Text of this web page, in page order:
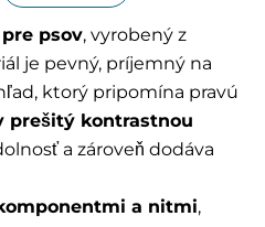
psov, vyrobený z
je pevný, príjemný na
ktorý pripomína pravú
prešitý kontrastnou
a zároveň dodáva
a nitmi,